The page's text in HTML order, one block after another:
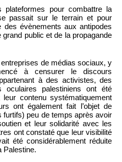
plateformes pour combattre la
passait sur le terrain et pour
des évènements aux antipodes
public et de la propagande
de médias sociaux, y
à censurer le discours
à des activistes, des
oculaires palestiniens ont été
contenu systématiquement
ont également fait l’objet de
peu de temps après avoir
et leur solidarité avec les
ont constaté que leur visibilité
été considérablement réduite
Palestine.